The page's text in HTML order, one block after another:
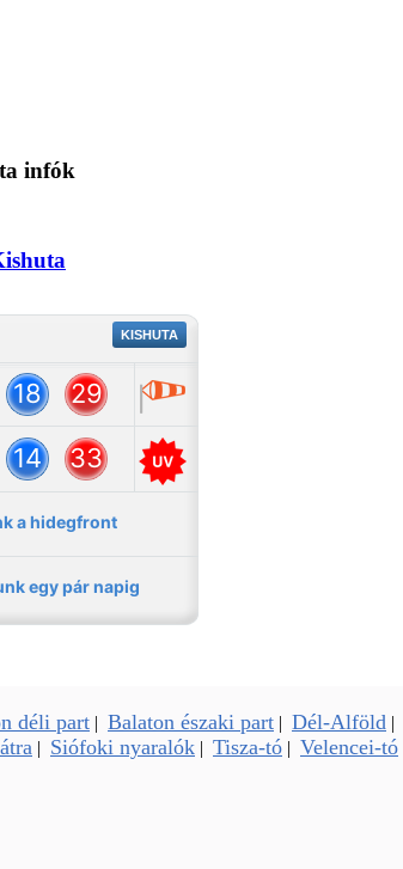
infók
déli part | Balaton északi part | Dél-Alföld |
| Siófoki nyaralók | Tisza-tó | Velencei-tó